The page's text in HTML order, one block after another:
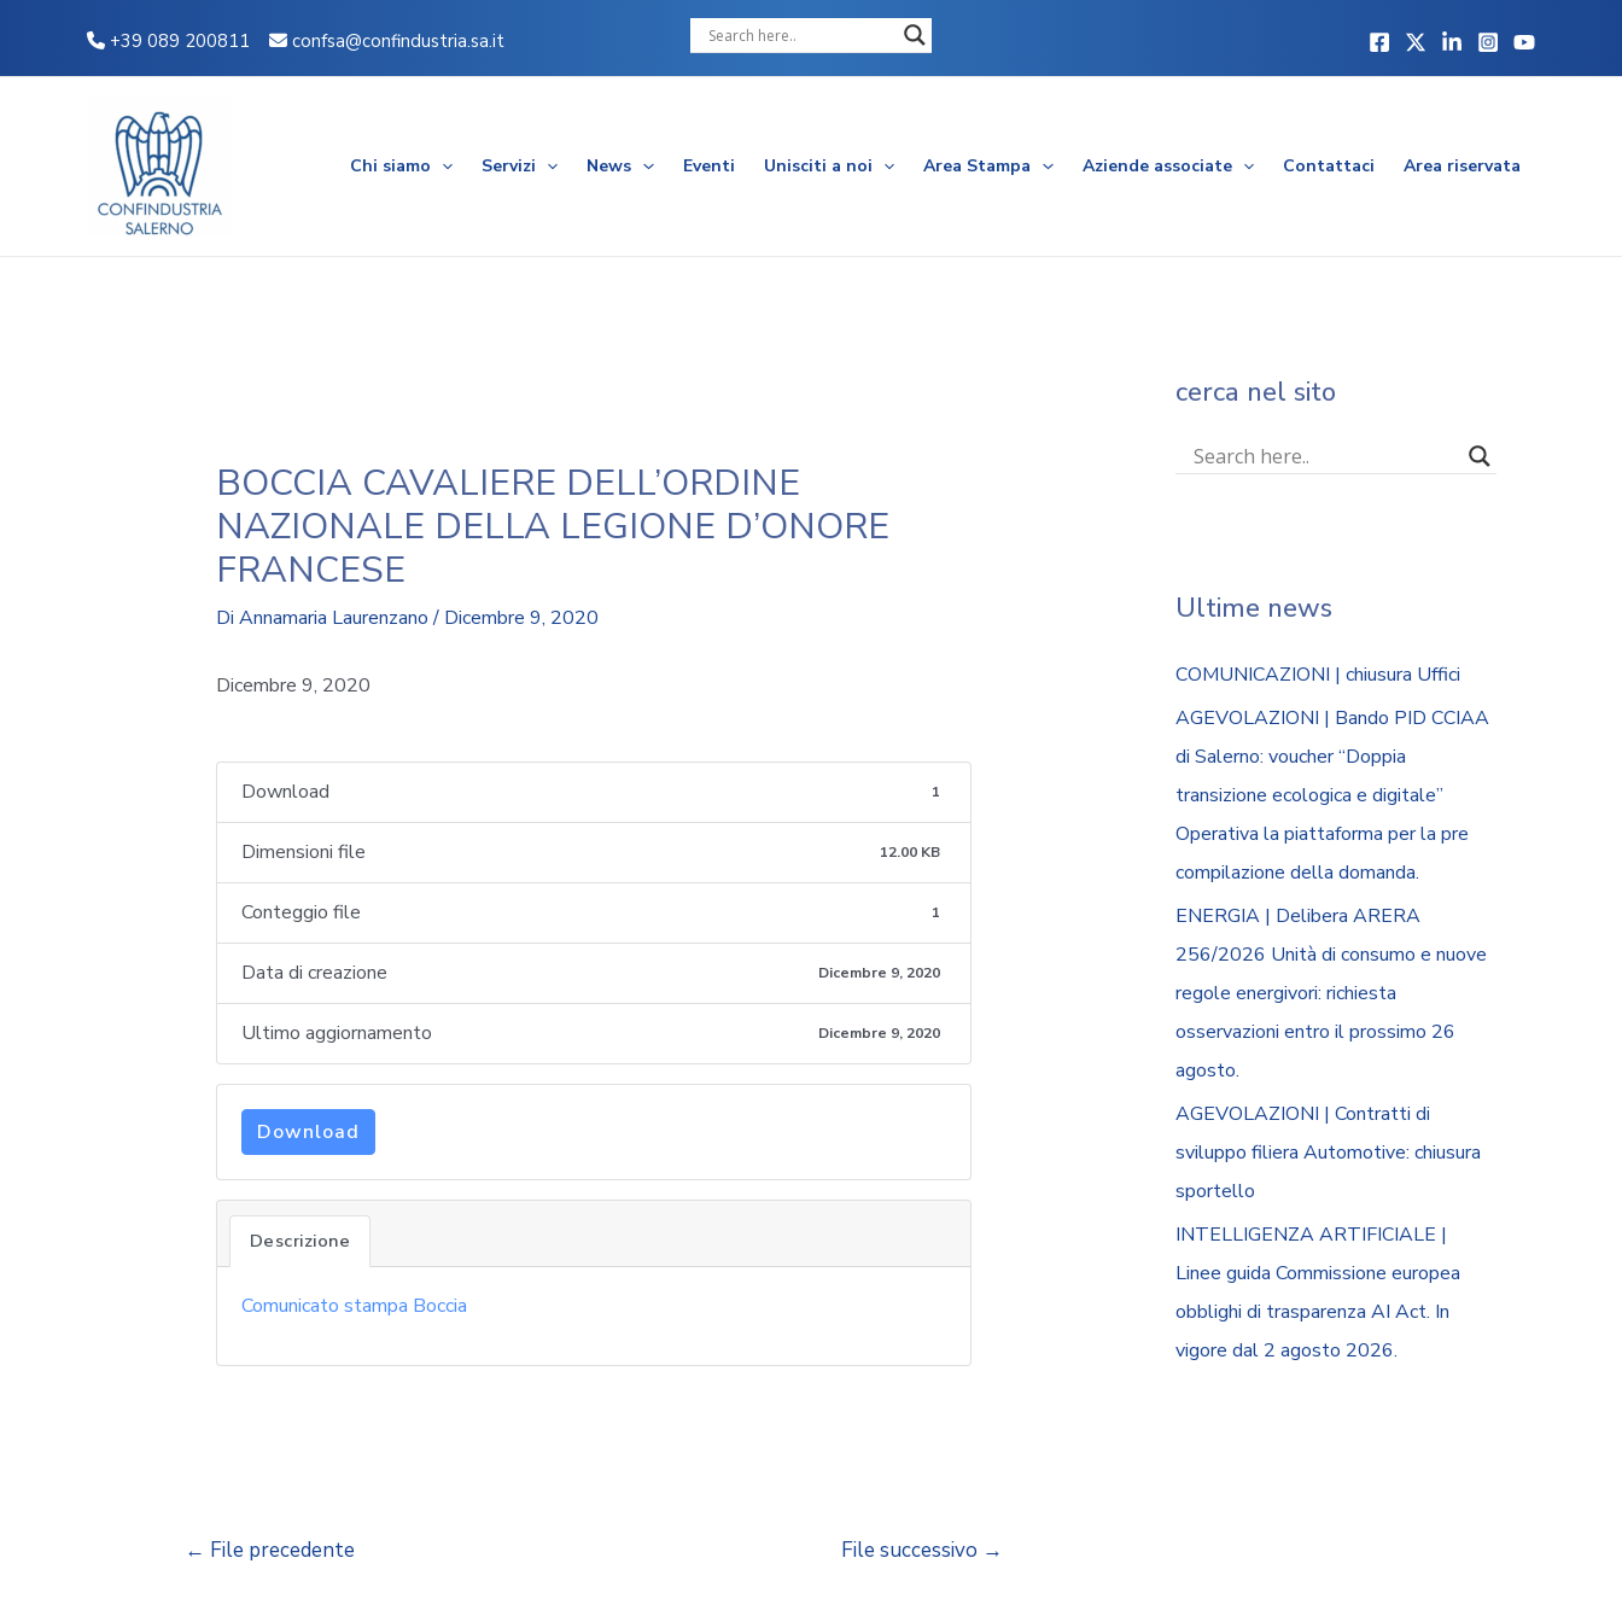
contenuto
+39 089 200811 confsa@confindustria.sa.it
Chi siamo Servizi News Eventi Unisciti a noi Area Stampa Aziende associate Contattaci Area riservata
BOCCIA CAVALIERE DELL’ORDINE
NAZIONALE DELLA LEGIONE D’ONORE
FRANCESE
Di Annamaria Laurenzano/ Dicembre 9, 2020
Dicembre 9, 2020
Download 1
Dimensioni file 12.00 KB
Conteggio file 1
Data di creazione Dicembre 9, 2020
Ultimo aggiornamento Dicembre 9, 2020
Download
Descrizione
Comunicato stampa Boccia
articoli
← File precedente File successivo →
cerca nel sito
Ultime news
COMUNICAZIONI | chiusura Uffici
AGEVOLAZIONI | Bando PID CCIAA
di Salerno: voucher “Doppia
transizione ecologica e digitale”
Operativa la piattaforma per la pre
compilazione della domanda.
ENERGIA | Delibera ARERA
256/2026 Unità di consumo e nuove
regole energivori: richiesta
osservazioni entro il prossimo 26
agosto.
AGEVOLAZIONI | Contratti di
sviluppo filiera Automotive: chiusura
sportello
INTELLIGENZA ARTIFICIALE |
Linee guida Commissione europea
obblighi di trasparenza AI Act. In
vigore dal 2 agosto 2026.